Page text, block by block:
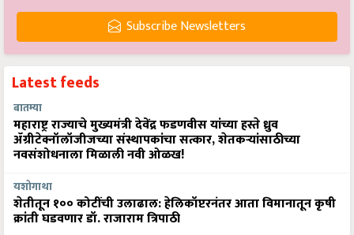
Subscribe Newsletters
Latest feeds
बातम्या
महाराष्ट्र राज्याचे मुख्यमंत्री देवेंद्र फडणवीस यांच्या हस्ते ध्रुव
ॲग्रीटेक्नॉलॉजीजच्या संस्थापकांचा सत्कार, शेतकऱ्यांसाठीच्या
नवसंशोधनाला मिळाली नवी ओळख!
यशोगाथा
शेतीतून १०० कोटींची उलाढाल: हेलिकॉप्टरनंतर आता विमानातून कृषी
क्रांती घडवणार डॉ. राजाराम त्रिपाठी